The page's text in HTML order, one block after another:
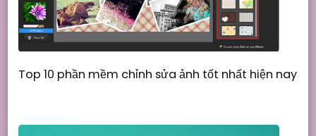
Top 10 phần mềm chỉnh sửa ảnh tốt nhất hiện nay